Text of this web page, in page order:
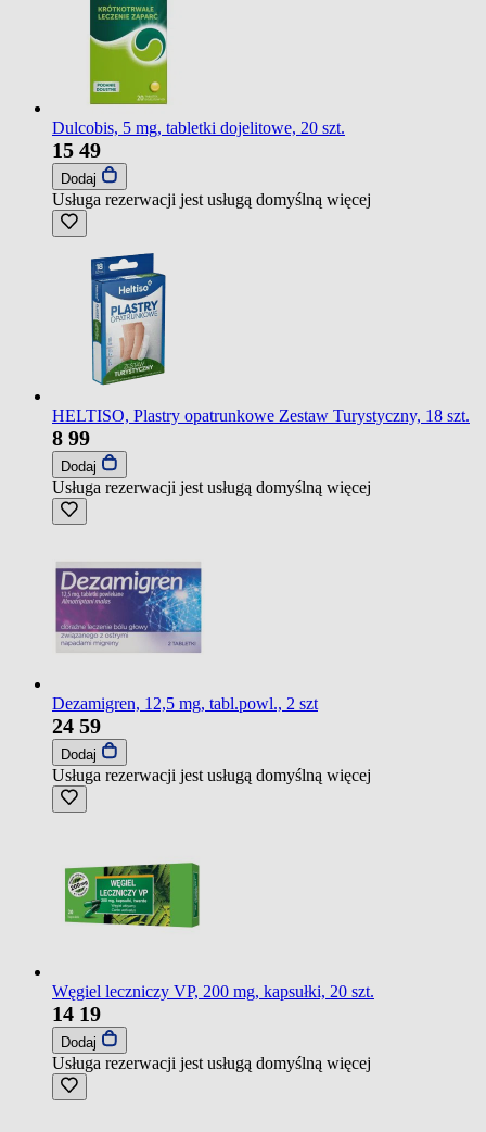
Dulcobis, 5 mg, tabletki dojelitowe, 20 szt.
15 49
Dodaj
Usługa rezerwacji jest usługą domyślną więcej
HELTISO, Plastry opatrunkowe Zestaw Turystyczny, 18 szt.
8 99
Dodaj
Usługa rezerwacji jest usługą domyślną więcej
Dezamigren, 12,5 mg, tabl.powl., 2 szt
24 59
Dodaj
Usługa rezerwacji jest usługą domyślną więcej
Węgiel leczniczy VP, 200 mg, kapsułki, 20 szt.
14 19
Dodaj
Usługa rezerwacji jest usługą domyślną więcej